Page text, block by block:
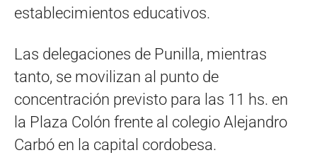
establecimientos educativos.
Las delegaciones de Punilla, mientras
tanto, se movilizan al punto de
concentración previsto para las 11 hs. en
la Plaza Colón frente al colegio Alejandro
Carbó en la capital cordobesa.